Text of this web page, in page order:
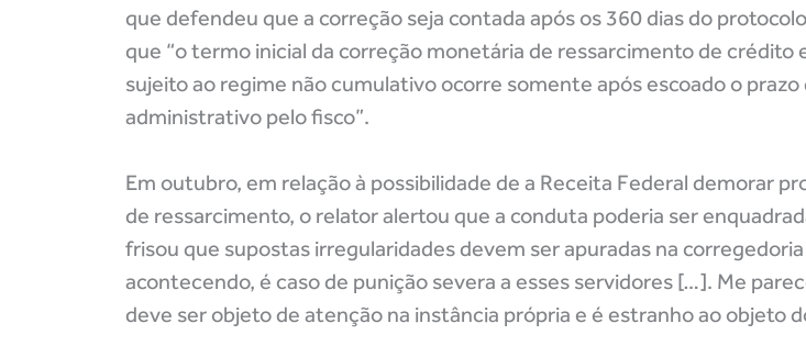
que defendeu que a correção seja contada após os 360 dias do
que “o termo inicial da correção monetária de ressarcimento de
sujeito ao regime não cumulativo ocorre somente após escoado o prazo
administrativo pelo fisco”.
Em outubro, em relação à possibilidade de a Receita Federal demorar
de ressarcimento, o relator alertou que a conduta poderia ser
frisou que supostas irregularidades devem ser apuradas na
acontecendo, é caso de punição severa a esses servidores […]. Me
deve ser objeto de atenção na instância própria e é estranho ao objeto